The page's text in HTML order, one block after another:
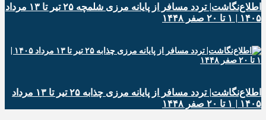
اطلاع‌نگاشت| تردد مسافر از پایانه‌ مرزی شلمچه ۲۵ تیر تا ۱۳ مرداد
۱۴۰۵ | ۱ تا ۲۰ صفر ۱۴۴۸
اطلاع‌نگاشت| تردد مسافر از پایانه‌ مرزی چذابه ۲۵ تیر تا ۱۳ مرداد
۱۴۰۵ | ۱ تا ۲۰ صفر ۱۴۴۸